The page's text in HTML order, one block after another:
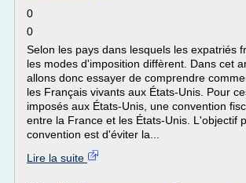
0
0
Selon les pays dans lesquels les expatriés
les modes d'imposition diffèrent. Dans cet
allons donc essayer de comprendre
les Français vivants aux États-Unis. Pour
imposés aux États-Unis, une convention
entre la France et les États-Unis. L'objectif
convention est d'éviter la...
Lire la suite